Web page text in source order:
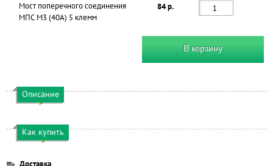
Мост поперечного соединения
МПС М3 (40А) 5 клемм
84 р.
В корзину
Описание
Как купить
Доставка